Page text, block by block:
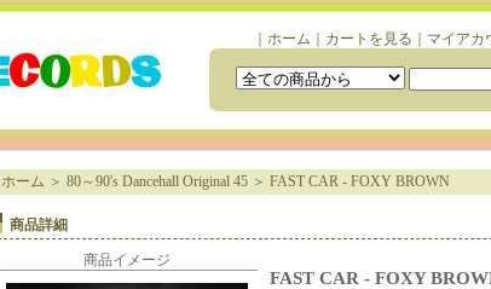
ホーム カートを見る マイアカ
ホーム ＞ 80～90's Dancehall Original 45＞ FAST CAR - FOXY BROWN
商品詳細
商品イメージ
FAST CAR - FOXY